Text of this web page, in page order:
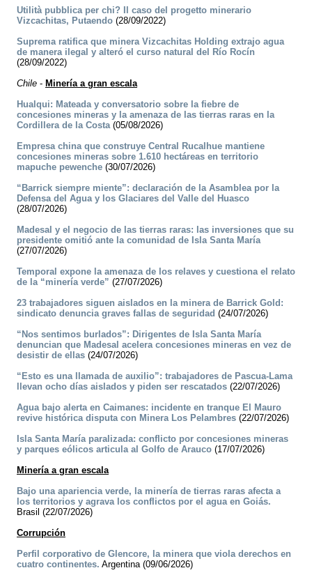
Utilità pubblica per chi? Il caso del progetto minerario
Vizcachitas, Putaendo (28/09/2022)
Suprema ratifica que minera Vizcachitas Holding extrajo agua
de manera ilegal y alteró el curso natural del Río Rocín
(28/09/2022)
Chile - Minería a gran escala
Hualqui: Mateada y conversatorio sobre la fiebre de
concesiones mineras y la amenaza de las tierras raras en la
Cordillera de la Costa(05/08/2026)
Empresa china que construye Central Rucalhue mantiene
concesiones mineras sobre 1.610 hectáreas en territorio
mapuche pewenche (30/07/2026)
“Barrick siempre miente”: declaración de la Asamblea por la
Defensa del Agua y los Glaciares del Valle del Huasco
(28/07/2026)
Madesal y el negocio de las tierras raras: las inversiones que su
presidente omitió ante la comunidad de Isla Santa María
(27/07/2026)
Temporal expone la amenaza de los relaves y cuestiona el relato
de la “minería verde” (27/07/2026)
23 trabajadores siguen aislados en la minera de Barrick Gold:
sindicato denuncia graves fallas de seguridad (24/07/2026)
“Nos sentimos burlados”: Dirigentes de Isla Santa María
denuncian que Madesal acelera concesiones mineras en vez de
desistir de ellas (24/07/2026)
“Esto es una llamada de auxilio”: trabajadores de Pascua-Lama
llevan ocho días aislados y piden ser rescatados (22/07/2026)
Agua bajo alerta en Caimanes: incidente en tranque El Mauro
revive histórica disputa con Minera Los Pelambres (22/07/2026)
Isla Santa María paralizada: conflicto por concesiones mineras
y parques eólicos articula al Golfo de Arauco (17/07/2026)
Minería a gran escala
Bajo una apariencia verde, la minería de tierras raras afecta a
los territorios y agrava los conflictos por el agua en Goiás.
Brasil (22/07/2026)
Corrupción
Perfil corporativo de Glencore, la minera que viola derechos en
cuatro continentes. Argentina (09/06/2026)